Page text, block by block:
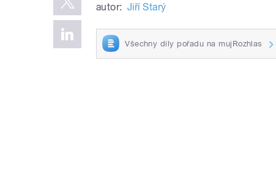
autor: Jiří Starý
Všechny díly pořadu na mujRozhlas